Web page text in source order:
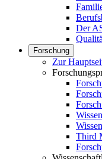
Der
Forschung
Zur
Third